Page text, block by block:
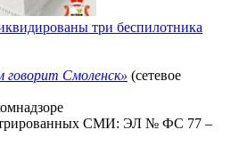
три беспилотника
говорит Смоленск» (сетевое
СМИ: ЭЛ № ФС 77 –